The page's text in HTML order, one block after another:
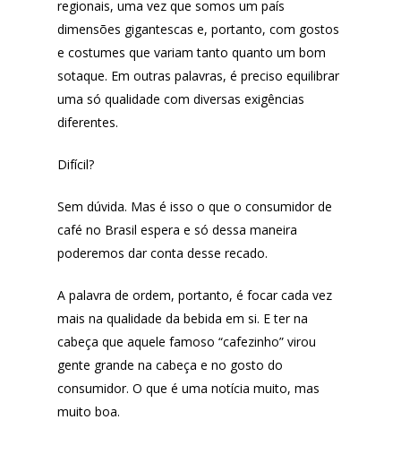
regionais, uma vez que somos um país
dimensões gigantescas e, portanto, com gostos
e costumes que variam tanto quanto um bom
sotaque. Em outras palavras, é preciso equilibrar
uma só qualidade com diversas exigências
diferentes.
Difícil?
Sem dúvida. Mas é isso o que o consumidor de
café no Brasil espera e só dessa maneira
poderemos dar conta desse recado.
A palavra de ordem, portanto, é focar cada vez
mais na qualidade da bebida em si. E ter na
cabeça que aquele famoso “cafezinho” virou
gente grande na cabeça e no gosto do
consumidor. O que é uma notícia muito, mas
muito boa.